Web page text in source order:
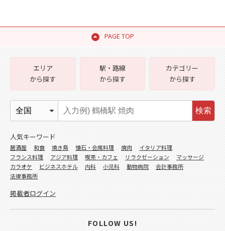
PAGE TOP
エリア
から探す
駅・路線
から探す
カテゴリー
から探す
検索
人気キーワード
居酒屋 和食 焼き鳥 懐石・会席料理 焼肉
イタリア料理
フランス料理
アジア料理 喫茶・カフェ リラクゼーション
マッサージ
カラオケ
ビジネスホテル 内科 小児科 動物病院
会計事務所
法律事務所
掲載者ログイン
FOLLOW US!